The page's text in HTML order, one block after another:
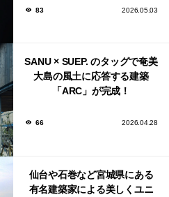
83 2026.05.03
SANU × SUEP. のタッグで奄美
大島の風土に応答する建築
「ARC」が完成！
66 2026.04.28
仙台や石巻など宮城県にある
有名建築家による美しくユニ